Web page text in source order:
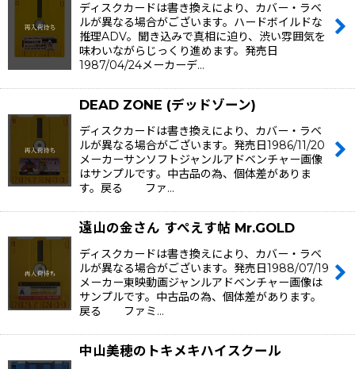
ディスクカードは書き換えにより、カバー・ラベ
ルが異なる場合がございます。ハードボイルドな
推理ADV。聞き込みで真相に迫り、渋い雰囲気を
味わいながらじっくり進めます。発売日
1987/04/24メーカーデ…
DEAD ZONE (デッドゾーン)
ディスクカードは書き換えにより、カバー・ラベ
ルが異なる場合がございます。発売日1986/11/20
メーカーサンソフトジャンルアドベンチャー画像
はサンプルです。中古品の為、個体差がありま
す。戻る ファ…
遠山の金さん すぺえす帖 Mr.GOLD
ディスクカードは書き換えにより、カバー・ラベ
ルが異なる場合がございます。発売日1988/07/19
メーカー東映動画ジャンルアドベンチャー画像は
サンプルです。中古品の為、個体差があります。
戻る ファミ…
中山美穂のトキメキハイスクール